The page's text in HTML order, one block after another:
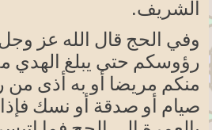
الشريف.
وفي الحج قال الله عز
رؤوسكم حتى يبلغ الهدي
منكم مريضا أو به أذى
صيام أو صدقة أو نسك